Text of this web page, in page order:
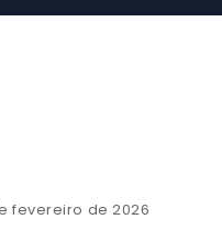
fevereiro de 2026